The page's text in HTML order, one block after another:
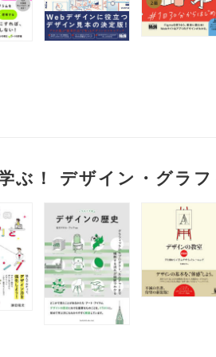
ぶ！ デザイン・グラ